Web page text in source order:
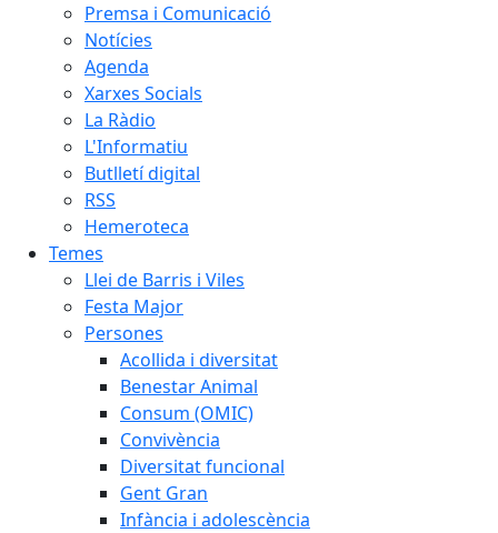
Premsa i Comunicació
Notícies
Agenda
Xarxes Socials
La Ràdio
L'Informatiu
Butlletí digital
RSS
Hemeroteca
Temes
Llei de Barris i Viles
Festa Major
Persones
Acollida i diversitat
Benestar Animal
Consum (OMIC)
Convivència
Diversitat funcional
Gent Gran
Infància i adolescència